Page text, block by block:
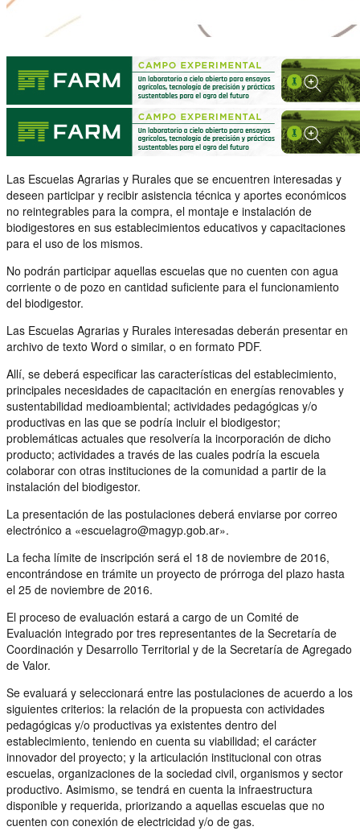
Las Escuelas Agrarias y Rurales que se encuentren interesadas y
deseen participar y recibir asistencia técnica y aportes económicos
no reintegrables para la compra, el montaje e instalación de
biodigestores en sus establecimientos educativos y capacitaciones
para el uso de los mismos.
No podrán participar aquellas escuelas que no cuenten con agua
corriente o de pozo en cantidad suficiente para el funcionamiento
del biodigestor.
Las Escuelas Agrarias y Rurales interesadas deberán presentar en
archivo de texto Word o similar, o en formato PDF.
Allí, se deberá especificar las características del establecimiento,
principales necesidades de capacitación en energías renovables y
sustentabilidad medioambiental; actividades pedagógicas y/o
productivas en las que se podría incluir el biodigestor;
problemáticas actuales que resolvería la incorporación de dicho
producto; actividades a través de las cuales podría la escuela
colaborar con otras instituciones de la comunidad a partir de la
instalación del biodigestor.
La presentación de las postulaciones deberá enviarse por correo
electrónico a «escuelagro@magyp.gob.ar».
La fecha límite de inscripción será el 18 de noviembre de 2016,
encontrándose en trámite un proyecto de prórroga del plazo hasta
el 25 de noviembre de 2016.
El proceso de evaluación estará a cargo de un Comité de
Evaluación integrado por tres representantes de la Secretaría de
Coordinación y Desarrollo Territorial y de la Secretaría de Agregado
de Valor.
Se evaluará y seleccionará entre las postulaciones de acuerdo a los
siguientes criterios: la relación de la propuesta con actividades
pedagógicas y/o productivas ya existentes dentro del
establecimiento, teniendo en cuenta su viabilidad; el carácter
innovador del proyecto; y la articulación institucional con otras
escuelas, organizaciones de la sociedad civil, organismos y sector
productivo. Asimismo, se tendrá en cuenta la infraestructura
disponible y requerida, priorizando a aquellas escuelas que no
cuenten con conexión de electricidad y/o de gas.